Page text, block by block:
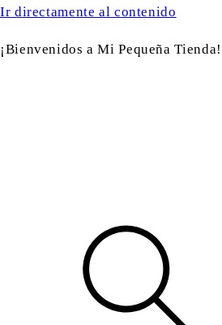
Ir directamente al contenido
¡Bienvenidos a Mi Pequeña Tienda!